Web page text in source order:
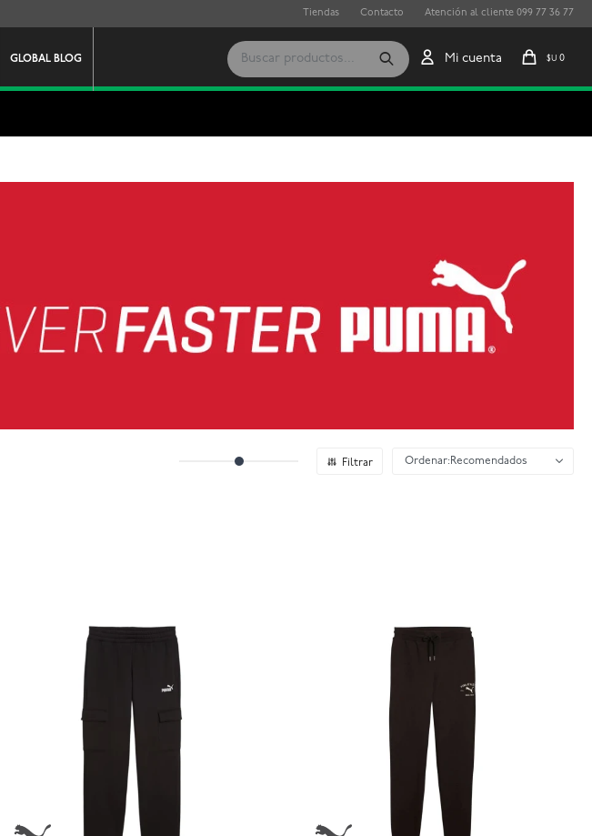
GLOBAL BLOG $U 0
Tiendas Contacto Atención al cliente 099 77 36 77
Recomendados